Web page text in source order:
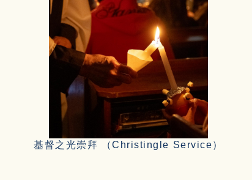
基督之光崇拜 （Christingle Service）